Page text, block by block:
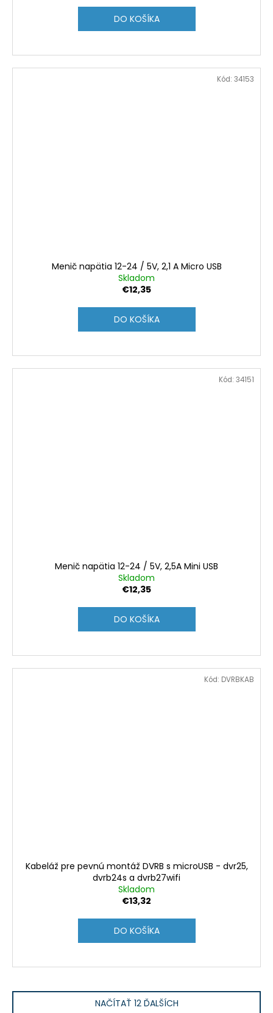
DO KOŠÍKA
Menič napätia 12-24 / 5V, 2,1 A Micro USB
Skladom
€12,35
DO KOŠÍKA
Kód: 34153
Menič napätia 12-24 / 5V, 2,5A Mini USB
Skladom
€12,35
DO KOŠÍKA
Kód: 34151
Kabeláž pre pevnú montáž DVRB s microUSB - dvr25,
dvrb24s a dvrb27wifi
Skladom
€13,32
DO KOŠÍKA
Kód: DVRBKAB
NAČÍTAŤ 12 ĎALŠÍCH